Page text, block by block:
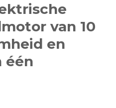
van 10
en
één